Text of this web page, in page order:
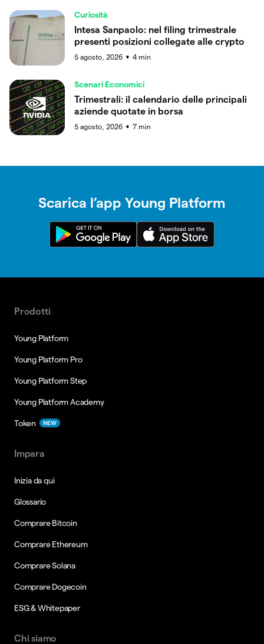
Curiosità
Intesa Sanpaolo: nel filing trimestrale
presenti posizioni collegate alle crypto
5 agosto, 2026 ● 4 min
Scenari Economici
Trimestrali: il calendario delle principali
aziende quotate in borsa
5 agosto, 2026 ● 7 min
Scarica l’app Young Platform
Prodotti
Young Platform
Young Platform Pro
Young Platform Step
Young Platform Academy
Token NEW
Impara
Inizia da qui
Glossario
Comprare Bitcoin
Comprare Ethereum
Comprare Solana
Comprare Dogecoin
ESG & Whitepaper
Chi siamo